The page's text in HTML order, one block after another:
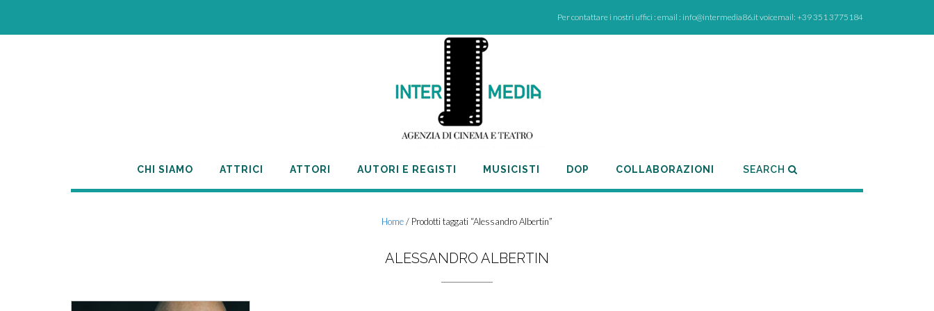
content
Per contattare i nostri uffici : email : info@intermedia86.it voicemail: +39 351 3775184
CHI SIAMO ATTRICI ATTORI AUTORI E REGISTI MUSICISTI DOP COLLABORAZIONI SEARCH
Home/ Prodotti taggati “Alessandro Albertin”
ALESSANDRO ALBERTIN